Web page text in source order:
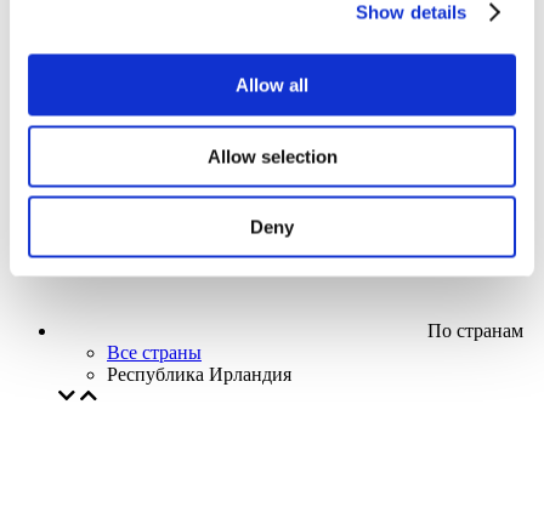
Show details
Allow all
Allow selection
Deny
Без поджанра
Применить
По странам
Все страны
Республика Ирландия